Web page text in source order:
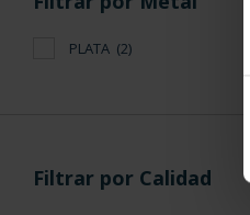
PLATA (2)
Filtrar por Calidad